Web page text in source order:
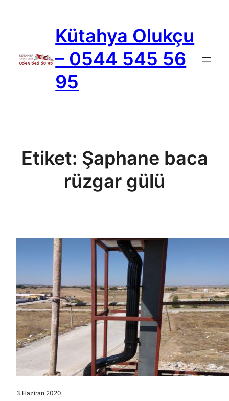
Kütahya Olukçu
– 0544 545 56
95
Etiket: Şaphane baca
rüzgar gülü
3 Haziran 2020